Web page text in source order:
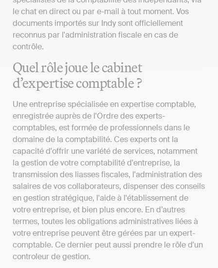
le chat en direct ou par e-mail à tout moment. Vos
documents importés sur Indy sont officiellement
reconnus par l'administration fiscale en cas de
contrôle.
Quel rôle joue le cabinet
d’expertise comptable ?
Une entreprise spécialisée en expertise comptable,
enregistrée auprès de l'Ordre des experts-
comptables, est formée de professionnels dans le
domaine de la comptabilité. Ces experts ont la
capacité d'offrir une variété de services, notamment
la gestion de votre comptabilité d'entreprise, la
transmission des liasses fiscales, l'administration des
salaires de vos collaborateurs, dispenser des conseils
en gestion stratégique, l'aide à l'établissement de
votre entreprise, et bien plus encore. En d’autres
termes, toutes les obligations administratives liées à
votre entreprise peuvent être gérées par un expert-
comptable. Ce dernier peut aussi prendre le rôle d'un
controleur de gestion.